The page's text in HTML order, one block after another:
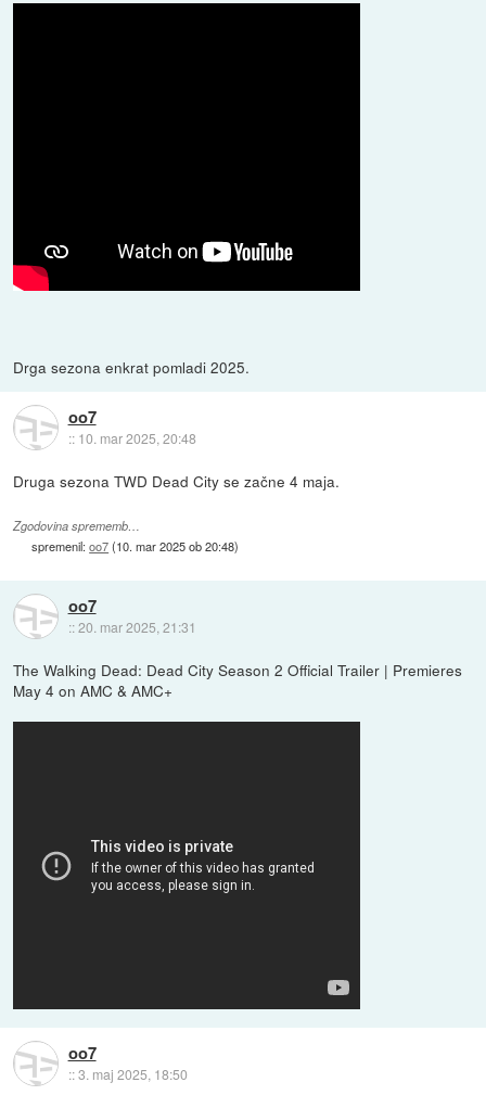
Drga sezona enkrat pomladi 2025.
oo7
:: 10. mar 2025, 20:48
Druga sezona TWD Dead City se začne 4 maja.
Zgodovina sprememb…
spremenil:oo7(10. mar 2025 ob 20:48)
oo7
::20. mar 2025, 21:31
The Walking Dead: Dead City Season 2 Official Trailer | Premieres
May 4 on AMC & AMC+
oo7
::3. maj 2025, 18:50